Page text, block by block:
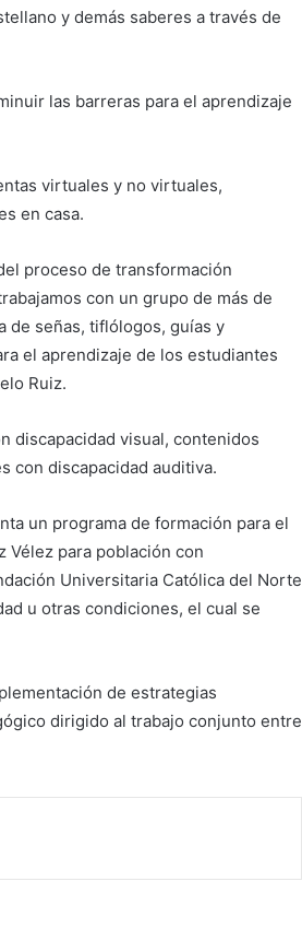
y demás saberes a través de
las barreras para el aprendizaje
virtuales y no virtuales,
en casa.
proceso de transformación
con un grupo de más de
de señas, tiflólogos, guías y
el aprendizaje de los estudiantes
Ruiz.
discapacidad visual, contenidos
con discapacidad auditiva.
un programa de formación para el
Vélez para población con
Universitaria Católica del Norte
u otras condiciones, el cual se
de estrategias
dirigido al trabajo conjunto entre